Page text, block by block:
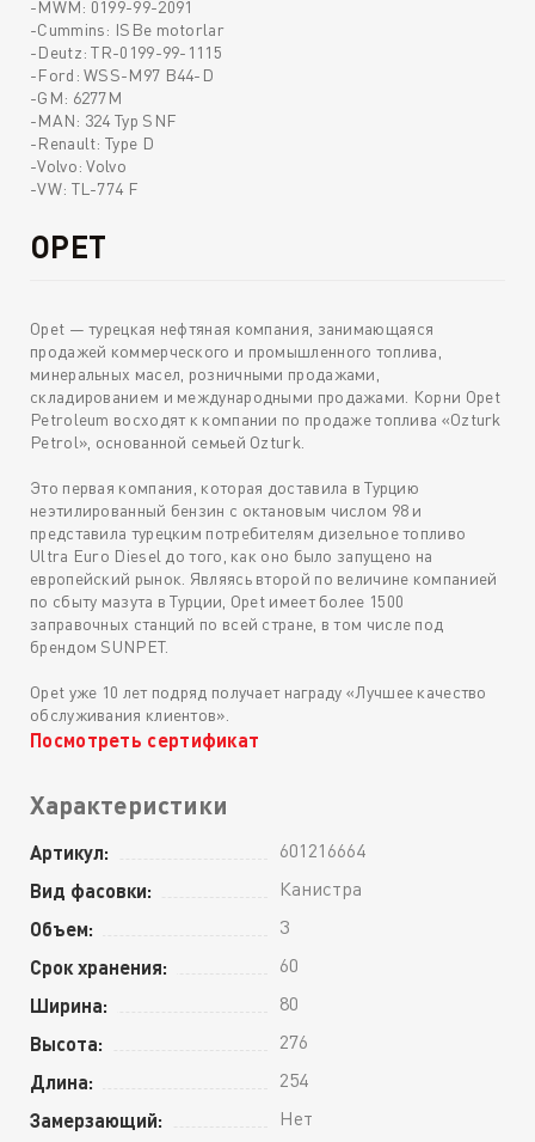
-MWM: 0199-99-2091
-Cummins: ISBe motorlar
-Deutz: TR-0199-99-1115
-Ford: WSS-M97 B44-D
-GM: 6277M
-MAN: 324 Typ SNF
-Renault: Type D
-Volvo: Volvo
-VW: TL-774 F
OPET
Opet — турецкая нефтяная компания, занимающаяся
продажей коммерческого и промышленного топлива,
минеральных масел, розничными продажами,
складированием и международными продажами. Корни Opet
Petroleum восходят к компании по продаже топлива «Ozturk
Petrol», основанной семьей Ozturk.
Это первая компания, которая доставила в Турцию
неэтилированный бензин с октановым числом 98 и
представила турецким потребителям дизельное топливо
Ultra Euro Diesel до того, как оно было запущено на
европейский рынок. Являясь второй по величине компанией
по сбыту мазута в Турции, Opet имеет более 1500
заправочных станций по всей стране, в том числе под
брендом SUNPET.
Opet уже 10 лет подряд получает награду «Лучшее качество
обслуживания клиентов».
Посмотреть сертификат
Характеристики
Артикул: 601216664
Вид фасовки: Канистра
Объем: 3
Срок хранения: 60
Ширина: 80
Высота: 276
Длина: 254
Замерзающий: Нет